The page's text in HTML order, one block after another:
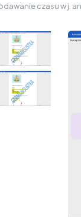
czasu w j.